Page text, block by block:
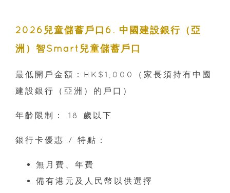
2026兒童儲蓄戶口6. 中國建設銀行（亞
洲）智Smart兒童儲蓄戶口
最低開戶金額：HK$1,000（家長須持有中國
建設銀行（亞洲）的戶口）
年齡限制： 18 歲以下
銀行卡優惠 / 特點：
無月費、年費
備有港元及人民幣以供選擇